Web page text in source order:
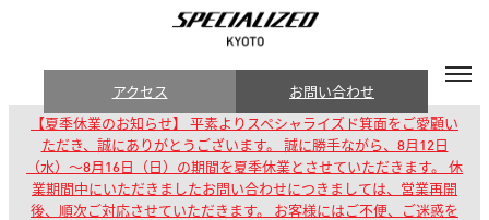
アクセス お問い合わせ
【夏季休業のお知らせ】 平素よりスペシャライズド箕面をご愛顧い
ただき、誠にありがとうございます。 誠に勝手ながら、8月12日
（水）～8月16日（日）の期間を夏季休業とさせていただきます。 休
業期間中にいただきましたお問い合わせにつきましては、営業再開
後、順次ご対応させていただきます。 お客様にはご不便、ご迷惑を